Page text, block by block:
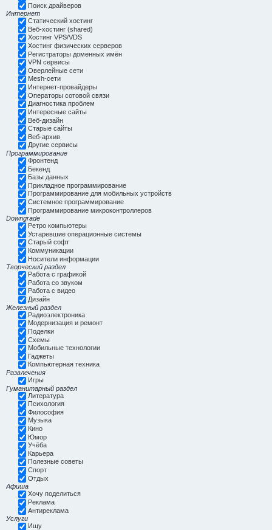
Поиск драйверов
Интернет
Статический хостинг
Веб-хостинг (shared)
Хостинг VPS/VDS
Хостинг физических серверов
Регистраторы доменных имён
VPN сервисы
Оверлейные сети
Mesh-сети
Интернет-провайдеры
Операторы сотовой связи
Диагностика проблем
Интересные сайты
Веб-дизайн
Старые сайты
Веб-архив
Другие сервисы
Программирование
Фронтенд
Бекенд
Базы данных
Прикладное программирование
Программирование для мобильных устройств
Системное программирование
Программирование микроконтроллеров
Downgrade
Ретро компьютеры
Устаревшие операционные системы
Старый софт
Коммуникации
Носители информации
Творческий раздел
Работа с графикой
Работа со звуком
Работа с видео
Дизайн
Железный раздел
Радиоэлектроника
Модернизация и ремонт
Поделки
Схемы
Мобильные технологии
Гаджеты
Компьютерная техника
Развлечения
Игры
Гуманитарный раздел
Литература
Психология
Философия
Музыка
Кино
Юмор
Учёба
Карьера
Полезные советы
Спорт
Отдых
Афиша
Хочу поделиться
Реклама
Антиреклама
Услуги
Ищу